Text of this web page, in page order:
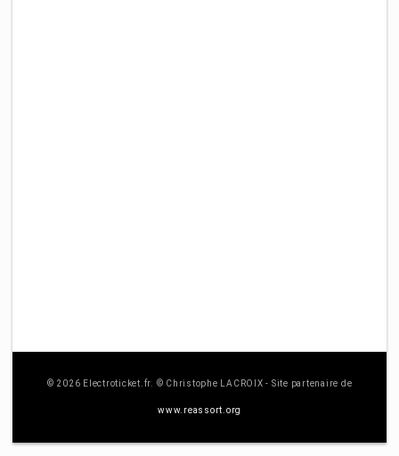
© 2026 Electroticket.fr. © Christophe LACROIX - Site partenaire de
www.reassort.org